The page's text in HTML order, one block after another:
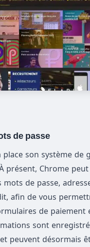
de passe
place son système de
présent, Chrome
mots de passe,
afin de vous
de paiement
sont
peuvent désormais